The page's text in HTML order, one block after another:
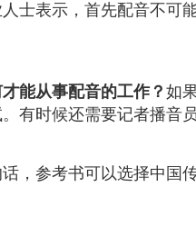
士表示，首先配音不可
能从事配音的工作？ 如
有时候还需要记者播音
，参考书可以选择中国